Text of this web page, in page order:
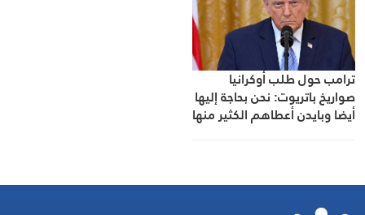
ترامب حول طلب أوكرانيا
صواريخ باتريوت: نحن بحاجة إليها
أيضا وبايدن أعطاهم الكثير منها